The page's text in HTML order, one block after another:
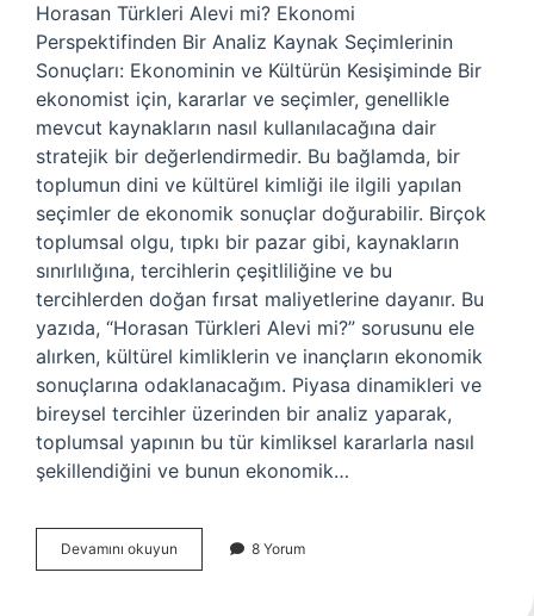
Horasan Türkleri Alevi mi? Ekonomi
Perspektifinden Bir Analiz Kaynak Seçimlerinin
Sonuçları: Ekonominin ve Kültürün Kesişiminde Bir
ekonomist için, kararlar ve seçimler, genellikle
mevcut kaynakların nasıl kullanılacağına dair
stratejik bir değerlendirmedir. Bu bağlamda, bir
toplumun dini ve kültürel kimliği ile ilgili yapılan
seçimler de ekonomik sonuçlar doğurabilir. Birçok
toplumsal olgu, tıpkı bir pazar gibi, kaynakların
sınırlılığına, tercihlerin çeşitliliğine ve bu
tercihlerden doğan fırsat maliyetlerine dayanır. Bu
yazıda, “Horasan Türkleri Alevi mi?” sorusunu ele
alırken, kültürel kimliklerin ve inançların ekonomik
sonuçlarına odaklanacağım. Piyasa dinamikleri ve
bireysel tercihler üzerinden bir analiz yaparak,
toplumsal yapının bu tür kimliksel kararlarla nasıl
şekillendiğini ve bunun ekonomik…
Devamını okuyun Horasan
Türkleri
8 Yorum